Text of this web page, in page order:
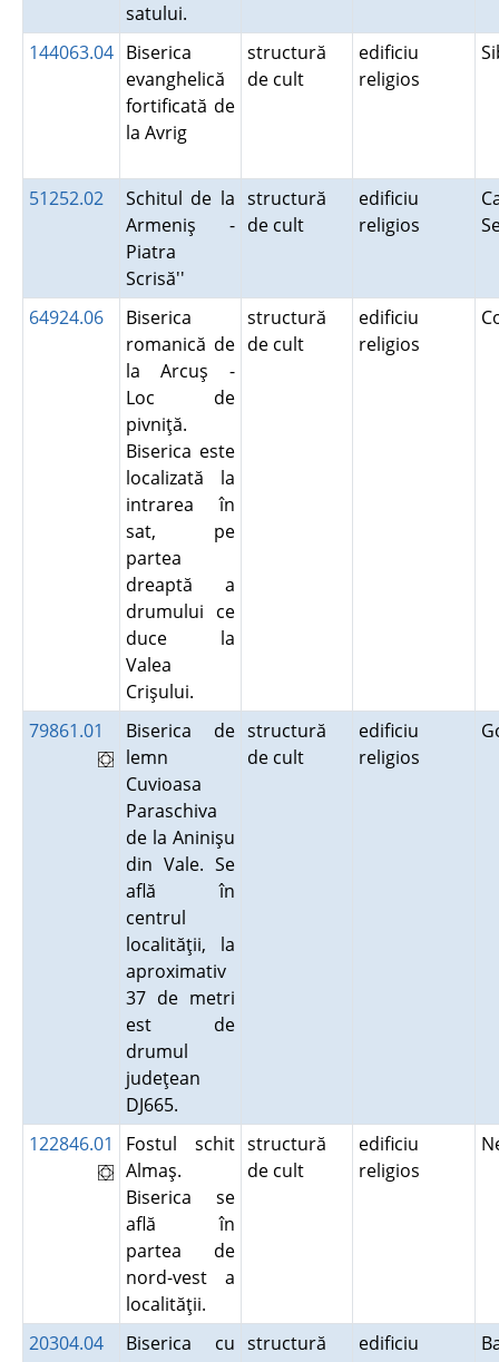
satului.
144063.04 Biserica
evanghelică
fortificată de
la Avrig
structură
de cult
edificiu
religios
51252.02
Schitul de la
Armeniş -
Piatra
Scrisă''
structură
de cult
edificiu
religios
64924.06
Biserica
romanică de
la Arcuş -
Loc de
pivniţă.
Biserica este
localizată la
intrarea în
sat, pe
partea
dreaptă a
drumului ce
duce la
Valea
Crişului.
structură
de cult
edificiu
religios
79861.01
Biserica de
lemn
Cuvioasa
Paraschiva
de la Aninişu
din Vale. Se
află în
centrul
localităţii, la
aproximativ
37 de metri
est de
drumul
judeţean
DJ665.
structură
de cult
edificiu
religios
122846.01
Fostul schit
Almaş.
Biserica se
află în
partea de
nord-vest a
localităţii.
structură
de cult
edificiu
religios
20304.04
Biserica cu structură
edificiu